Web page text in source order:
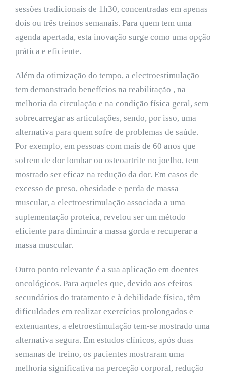
sessões tradicionais de 1h30, concentradas em apenas
dois ou três treinos semanais. Para quem tem uma
agenda apertada, esta inovação surge como uma opção
prática e eficiente.
Além da otimização do tempo, a electroestimulação
tem demonstrado benefícios na reabilitação , na
melhoria da circulação e na condição física geral, sem
sobrecarregar as articulações, sendo, por isso, uma
alternativa para quem sofre de problemas de saúde.
Por exemplo, em pessoas com mais de 60 anos que
sofrem de dor lombar ou osteoartrite no joelho, tem
mostrado ser eficaz na redução da dor. Em casos de
excesso de preso, obesidade e perda de massa
muscular, a electroestimulação associada a uma
suplementação proteica, revelou ser um método
eficiente para diminuir a massa gorda e recuperar a
massa muscular.
Outro ponto relevante é a sua aplicação em doentes
oncológicos. Para aqueles que, devido aos efeitos
secundários do tratamento e à debilidade física, têm
dificuldades em realizar exercícios prolongados e
extenuantes, a eletroestimulação tem-se mostrado uma
alternativa segura. Em estudos clínicos, após duas
semanas de treino, os pacientes mostraram uma
melhoria significativa na perceção corporal, redução